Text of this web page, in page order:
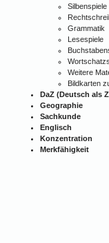
Silbenspiele
Grammatik
Lesespiele
Weitere
Bildkarten
DaZ (Deutsch als
Geographie
Sachkunde
Englisch
Konzentration
Merkfähigkeit